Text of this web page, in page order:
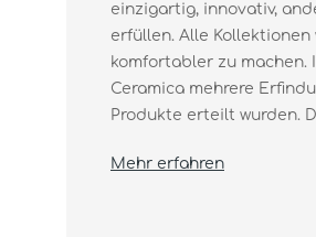
einzigartig, innovativ,
erfüllen. Alle
komfortabler zu
Ceramica mehrere
Produkte erteilt wurden.
Mehr erfahren